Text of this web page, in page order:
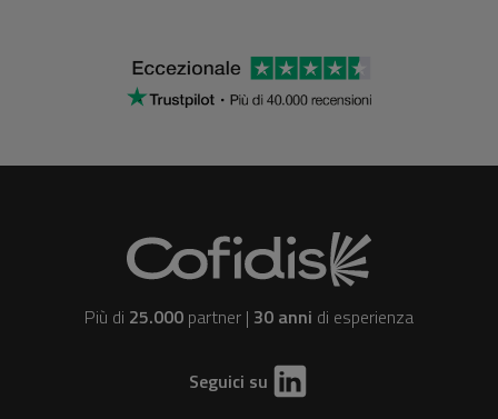
Più di 25.000partner | 30 anni di esperienza
Seguici su